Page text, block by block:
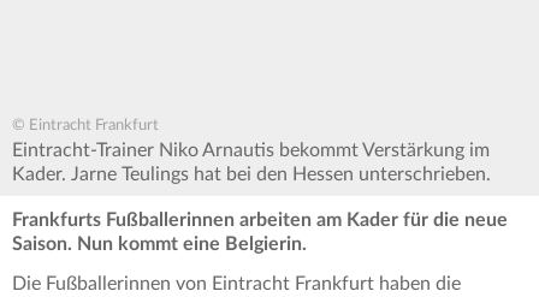
© Eintracht Frankfurt
Eintracht-Trainer Niko Arnautis bekommt Verstärkung im
Kader. Jarne Teulings hat bei den Hessen unterschrieben.
Frankfurts Fußballerinnen arbeiten am Kader für die neue
Saison. Nun kommt eine Belgierin.
Die Fußballerinnen von Eintracht Frankfurt haben die